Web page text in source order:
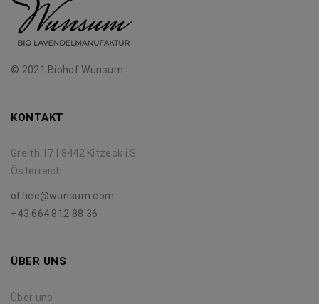
© 2021 Biohof Wunsum
KONTAKT
Greith 17 | 8442 Kitzeck i.S.
Österreich
office@wunsum.com
+43 664 812 88 36
ÜBER UNS
Über uns